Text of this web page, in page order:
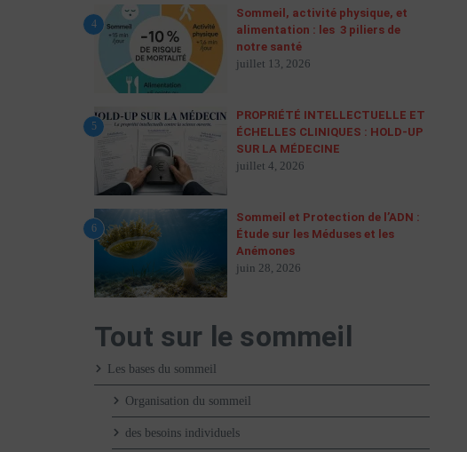
4
Sommeil, activité physique, et
alimentation : les 3 piliers de
notre santé
juillet 13, 2026
5
PROPRIÉTÉ INTELLECTUELLE ET
ÉCHELLES CLINIQUES : HOLD-UP
SUR LA MÉDECINE
juillet 4, 2026
6
Sommeil et Protection de l’ADN :
Étude sur les Méduses et les
Anémones
juin 28, 2026
Tout sur le sommeil
Les bases du sommeil
Organisation du sommeil
des besoins individuels